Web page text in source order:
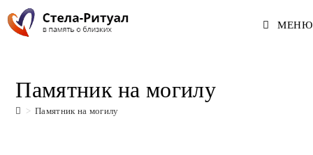
Перейти
МЕНЮ
Памятник на могилу
> Памятник на могилу